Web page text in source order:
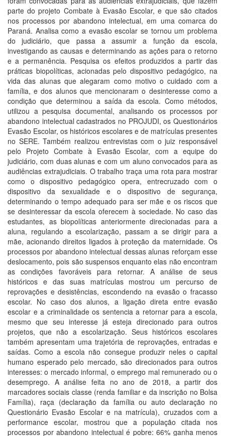
parte do projeto Combate à Evasão Escolar, e que são citados
nos processos por abandono intelectual, em uma comarca do
Paraná. Analisa como a evasão escolar se tornou um problema
do judiciário, que passa a assumir a função da escola,
investigando as causas e determinando as ações para o retorno
e a permanência. Pesquisa os efeitos produzidos a partir das
práticas biopolíticas, acionadas pelo dispositivo pedagógico, na
vida das alunas que alegaram como motivo o cuidado com a
família, e dos alunos que mencionaram o desinteresse como a
condição que determinou a saída da escola. Como métodos,
utilizou a pesquisa documental, analisando os processos por
abandono intelectual cadastrados no PROJUDI, os Questionários
Evasão Escolar, os históricos escolares e de matrículas presentes
no SERE. Também realizou entrevistas com o juiz responsável
pelo Projeto Combate à Evasão Escolar, com a equipe do
judiciário, com duas alunas e com um aluno convocados para as
audiências extrajudiciais. O trabalho traça uma rota para mostrar
como o dispositivo pedagógico opera, entrecruzado com o
dispositivo da sexualidade e o dispositivo de segurança,
determinando o tempo adequado para ser mãe e os riscos que
se desinteressar da escola oferecem à sociedade. No caso das
estudantes, as biopolíticas anteriormente direcionadas para a
aluna, regulando a escolarização, passam a se dirigir para a
mãe, acionando direitos ligados à proteção da maternidade. Os
processos por abandono intelectual dessas alunas reforçam esse
deslocamento, pois são suspensos enquanto elas não encontram
as condições favoráveis para retornar. A análise de seus
históricos e das suas matrículas mostrou um percurso de
reprovações e desistências, escondendo na evasão o fracasso
escolar. No caso dos alunos, a ligação direta entre evasão
escolar e a criminalidade os sentencia a retornar para a escola,
mesmo que seu interesse já esteja direcionado para outros
projetos, que não a escolarização. Seus históricos escolares
também apresentam uma trajetória de reprovações, entradas e
saídas. Como a escola não consegue produzir neles o capital
humano esperado pelo mercado, são direcionados para outros
interesses: o mercado informal, o emprego mal remunerado ou o
desemprego. A análise feita no ano de 2018, a partir dos
marcadores sociais classe (renda familiar e da inscrição no Bolsa
Família), raça (declaração da família ou auto declaração no
Questionário Evasão Escolar e na matrícula), cruzados com a
performance escolar, mostrou que a população citada nos
processos por abandono intelectual é pobre: 66% ganha menos